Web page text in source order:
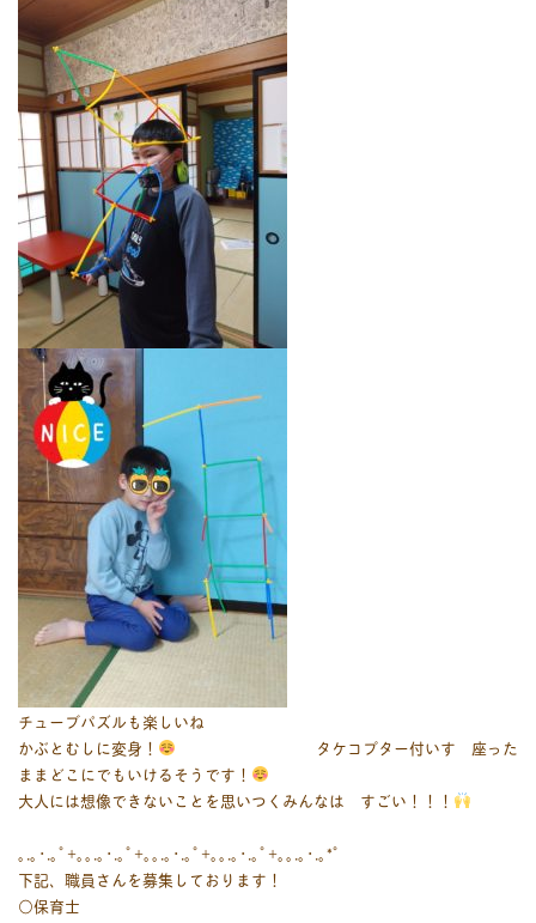
チューブパズルも楽しいね
かぶとむしに変身！
タケコプター付いす 座った
ままどこにでもいけるそうです！
大人には想像できないことを思いつくみんなは すごい！！！
｡.｡･.｡ﾟ+｡｡.｡･.｡ﾟ+｡｡.｡･.｡ﾟ+｡｡.｡･.｡ﾟ+｡｡.｡･.｡*ﾟ
下記、職員さんを募集しております！
○保育士